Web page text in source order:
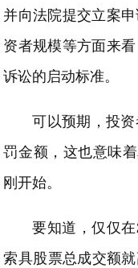
并向法院提交立案
资者规模等方面来
诉讼的启动标准。
可以预期，投
罚金额，这也意味
刚开始。
要知道，仅仅
索具股票总成交额